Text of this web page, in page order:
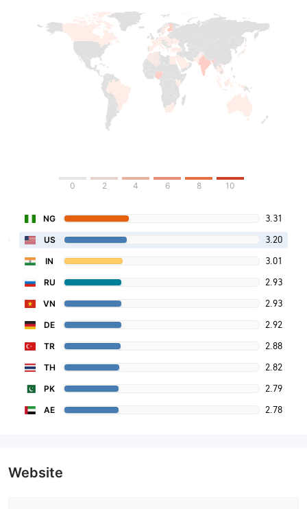
0 2 4 6 8 10
NG 3.31
US 3.20
IN 3.01
RU 2.93
VN 2.93
DE 2.92
TR 2.88
TH 2.82
PK 2.79
AE 2.78
Website